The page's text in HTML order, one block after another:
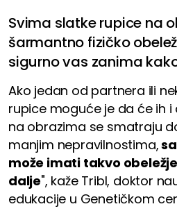
Svima slatke rupice na
šarmantno fizičko
sigurno vas zanima
Ako jedan od partnera ili
rupice moguće je da će ih i
na obrazima se smatraju
manjim nepravilnostima,
može imati takvo
dalje", kaže Tribl, doktor
edukacije u Genetičkom